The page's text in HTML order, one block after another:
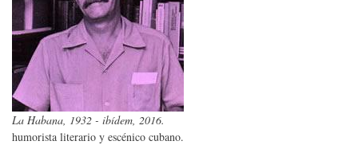
La Habana, 1932 - ibídem, 2016.
humorista literario y escénico cubano.